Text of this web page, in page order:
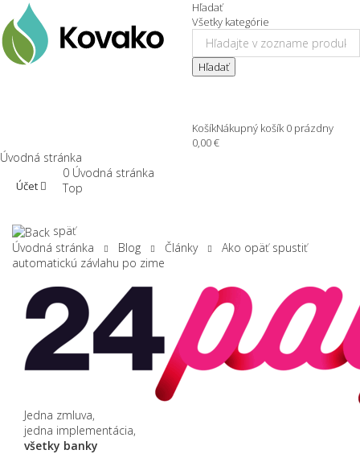
Hľadať
Všetky kategórie
Hľadať
KošíkNákupný košík 0 prázdny
0,00 €
Úvodná stránka
Účet
0 Úvodná stránka
Top
späť
Úvodná stránka
Blog Články
Ako opäť spustiť
automatickú závlahu po zime
Jedna zmluva,
jedna implementácia,
všetky banky